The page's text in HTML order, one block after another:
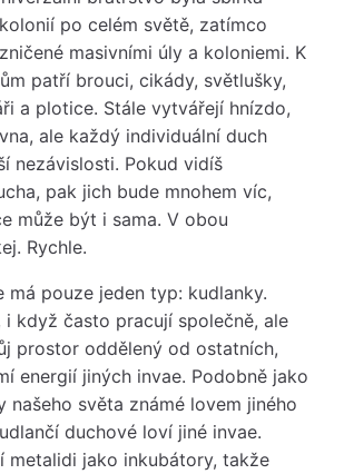
po celém světě, zatímco
masivními úly a koloniemi. K
patří brouci, cikády, světlušky,
a plotice. Stále vytvářejí hnízdo,
ale každý individuální duch
nezávislosti. Pokud vidíš
pak jich bude mnohem víc,
může být i sama. V obou
Rychle.
má pouze jeden typ: kudlanky.
i když často pracují společně, ale
prostor oddělený od ostatních,
energií jiných invae. Podobně jako
našeho světa známé lovem jiného
duchové loví jiné invae.
metalidi jako inkubátory, takže